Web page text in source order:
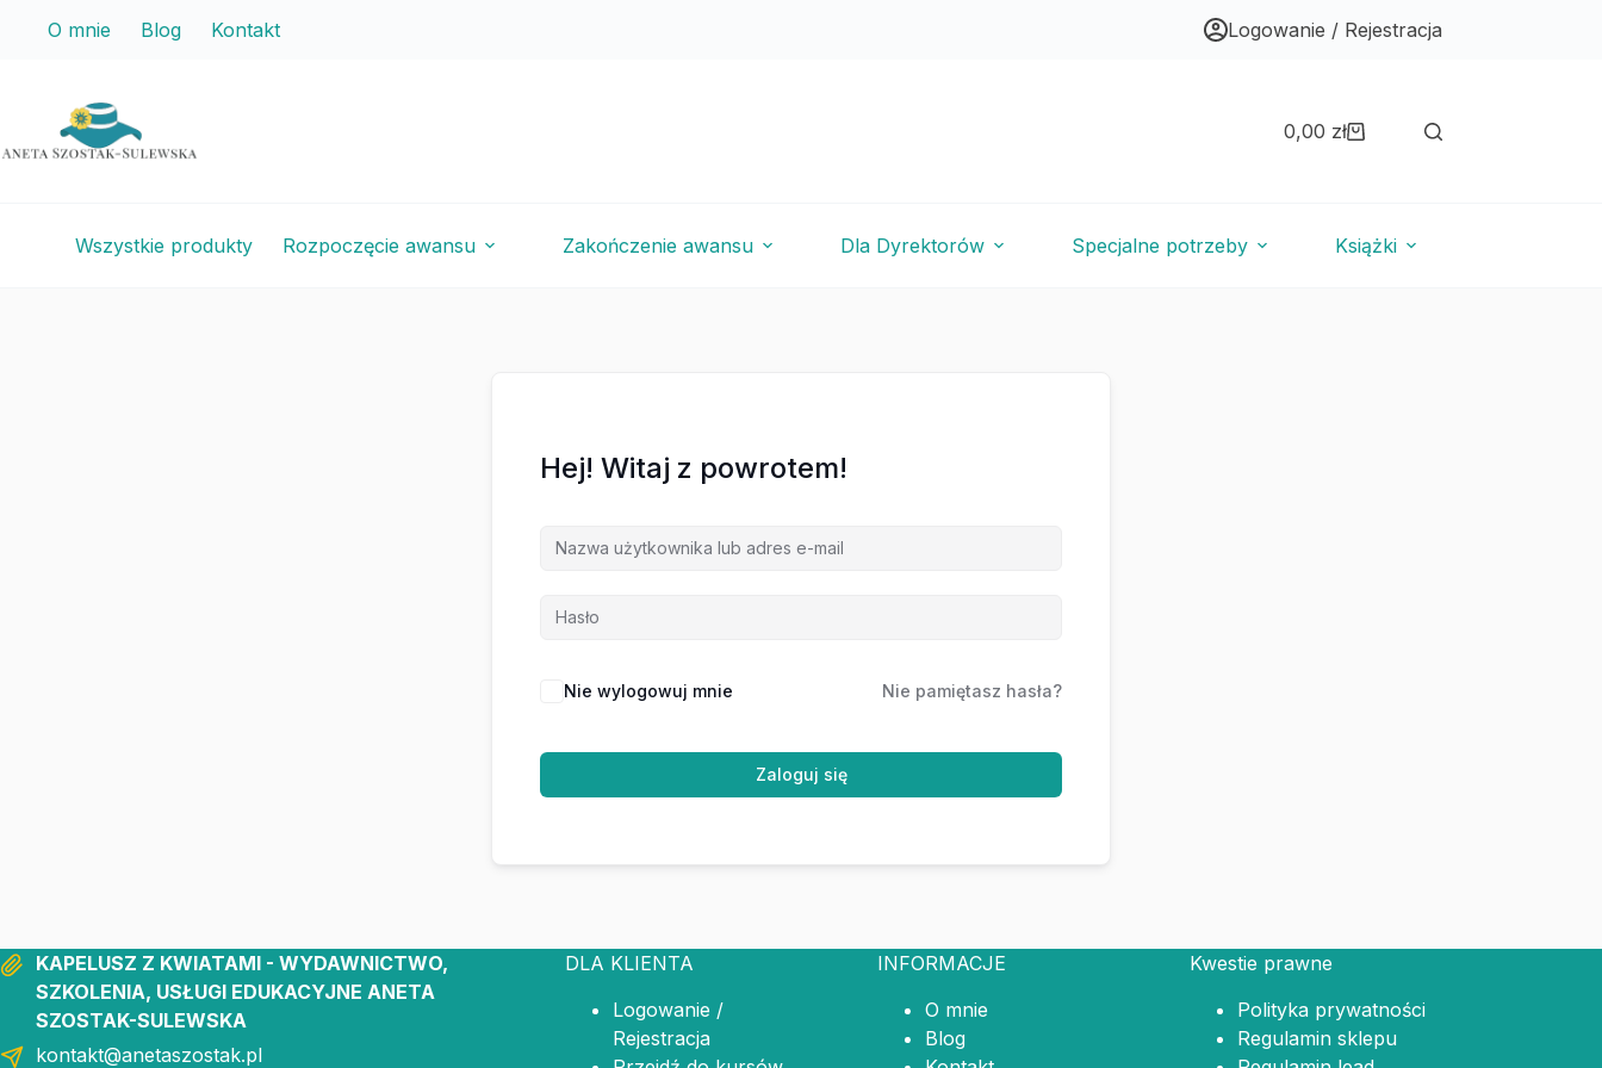
O mnie Blog Kontakt Logowanie / Rejestracja
Koszyk
0,00 zł
Wszystkie produkty Rozpoczęcie awansu Zakończenie awansu Dla Dyrektorów Specjalne potrzeby Książki
Hej! Witaj z powrotem!
Nie wylogowuj mnie Nie pamiętasz hasła?
Zaloguj się
KAPELUSZ Z KWIATAMI - WYDAWNICTWO,
SZKOLENIA, USŁUGI EDUKACYJNE ANETA
SZOSTAK-SULEWSKA
kontakt@anetaszostak.pl
DLA KLIENTA
Logowanie /
Rejestracja
INFORMACJE
O mnie
Blog
Kwestie prawne
Polityka prywatności
Regulamin sklepu